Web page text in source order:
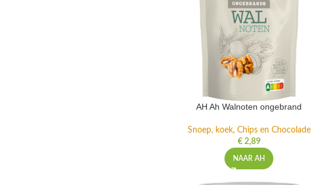
AH Ah Walnoten ongebrand
Snoep, koek, Chips en Chocolade
€2,89
NAAR AH